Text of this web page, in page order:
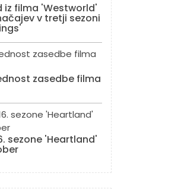
iz filma 'Westworld'
v tretji sezoni
zasedbe filma
sezone 'Heartland'